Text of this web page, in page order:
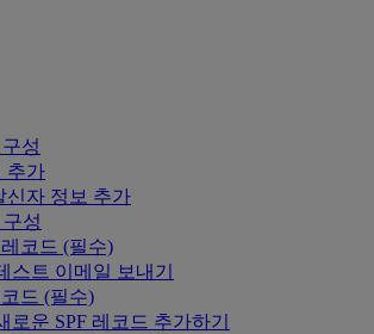
성
추가
신자 정보 추가
성
코드 (필수)
스트 이메일 보내기
코드 (필수)
로운 SPF 레코드 추가하기